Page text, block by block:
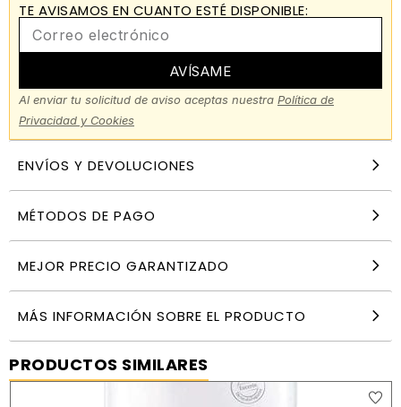
TE AVISAMOS EN CUANTO ESTÉ DISPONIBLE:
AVÍSAME
Al enviar tu solicitud de aviso aceptas nuestra Política de
Privacidad y Cookies
ENVÍOS Y DEVOLUCIONES
MÉTODOS DE PAGO
MEJOR PRECIO GARANTIZADO
MÁS INFORMACIÓN SOBRE EL PRODUCTO
PRODUCTOS SIMILARES